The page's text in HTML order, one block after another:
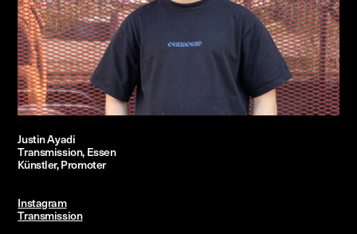
Justin Ayadi
Transmission, Essen
Künstler, Promoter
Instagram
Transmission